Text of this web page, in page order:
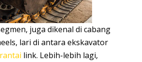
juga dikenal di cabang
lari di antara ekskavator
rantai link. Lebih-lebih lagi,